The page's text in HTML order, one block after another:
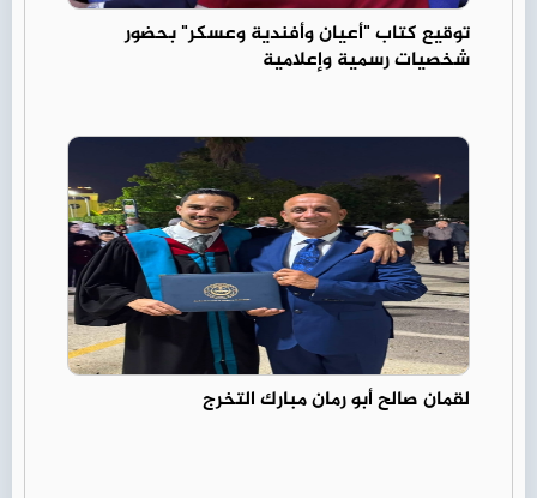
توقيع كتاب "أعيان وأفندية وعسكر" بحضور
شخصيات رسمية وإعلامية
لقمان صالح أبو رمان مبارك التخرج